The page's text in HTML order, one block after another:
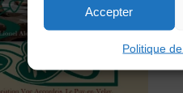
Accepter
Politique